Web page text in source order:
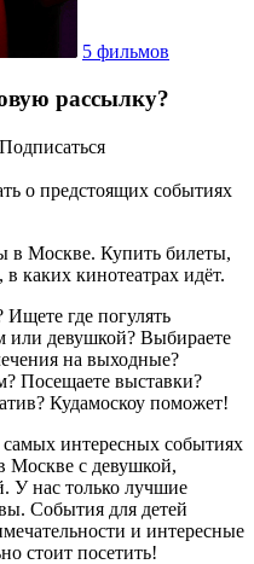
5 фильмов
рассылку?
Подписаться
о предстоящих событиях
в Москве. Купить билеты,
каких кинотеатрах идёт.
Ищете где погулять
или девушкой? Выбираете
на выходные?
Посещаете выставки?
Кудамоскоу поможет!
интересных событиях
Москве с девушкой,
У нас только лучшие
События для детей
и интересные
стоит посетить!